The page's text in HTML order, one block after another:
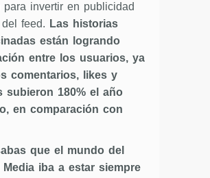
para invertir en publicidad
feed. Las historias
están logrando
entre los usuarios, ya
comentarios, likes y
subieron 180% el año
en comparación con
que el mundo del
Media iba a estar siempre